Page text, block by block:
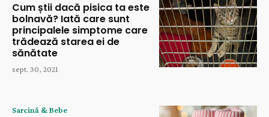
Cum știi dacă pisica ta este
bolnavă? Iată care sunt
principalele simptome care
trădează starea ei de
sănătate
sept. 30, 2021
Sarcină & Bebe